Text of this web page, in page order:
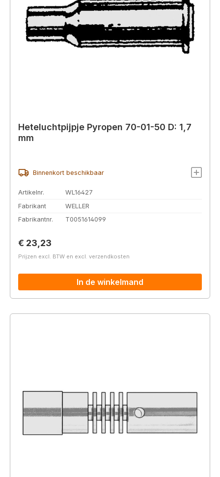
Heteluchtpijpje Pyropen 70-01-50 D: 1,7
mm
Binnenkort beschikbaar
Artikelnr.
WL16427
Fabrikant
WELLER
Fabrikantnr.
T0051614099
Normale prijs:
€ 23,23
Prijzen excl. BTW en excl. verzendkosten
In de winkelmand